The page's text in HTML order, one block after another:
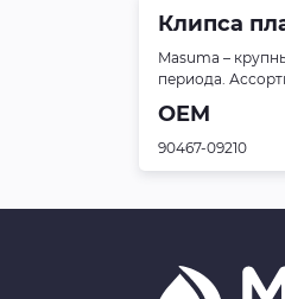
Клипса
Masuma –
периода.
OEM
90467-09210